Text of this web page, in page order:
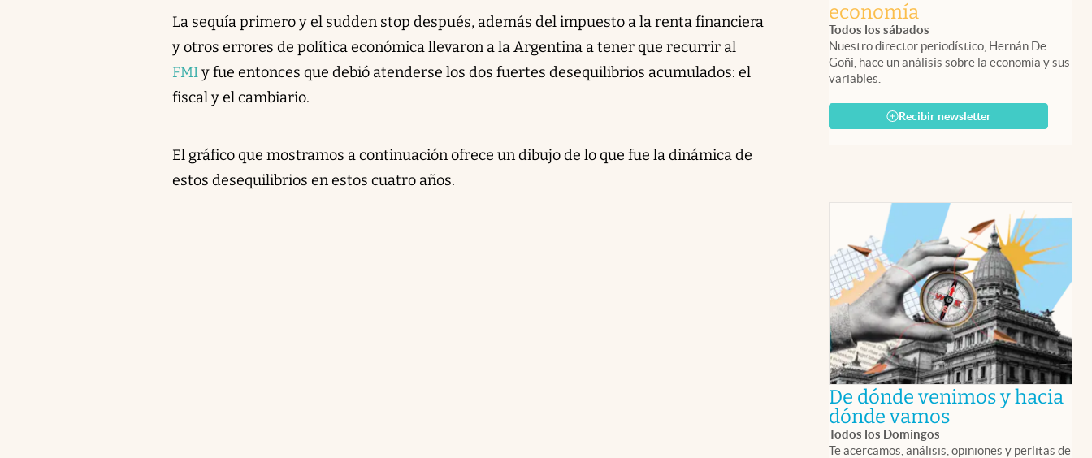
La sequía primero y el sudden stop después, además del impuesto a la renta financiera
y otros errores de política económica llevaron a la Argentina a tener que recurrir al
FMIy fue entonces que debió atenderse los dos fuertes desequilibrios acumulados: el
fiscal y el cambiario.
El gráfico que mostramos a continuación ofrece un dibujo de lo que fue la dinámica de
estos desequilibrios en estos cuatro años.
economía
Todos los sábados
Nuestro director periodístico, Hernán De
Goñi, hace un análisis sobre la economía y sus
variables.
Recibir newsletter
De dónde venimos y hacia
dónde vamosabre en nueva
Todos los Domingos
Te acercamos, análisis, opiniones y perlitas de